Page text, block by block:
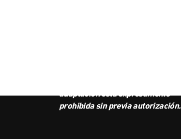
adaptación está expresamente
prohibida sin previa autorización.